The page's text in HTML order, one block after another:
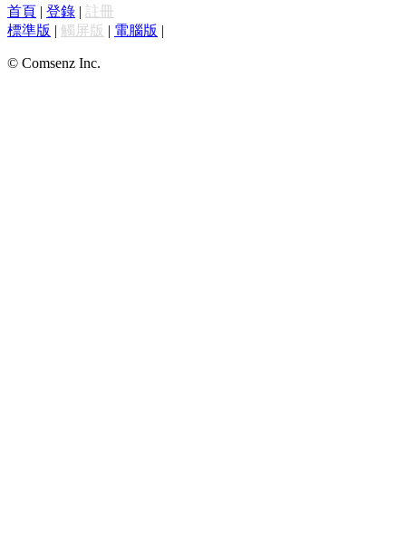
首頁 | 登錄 | 註冊
標準版 | 觸屏版 | 電腦版 |
© Comsenz Inc.